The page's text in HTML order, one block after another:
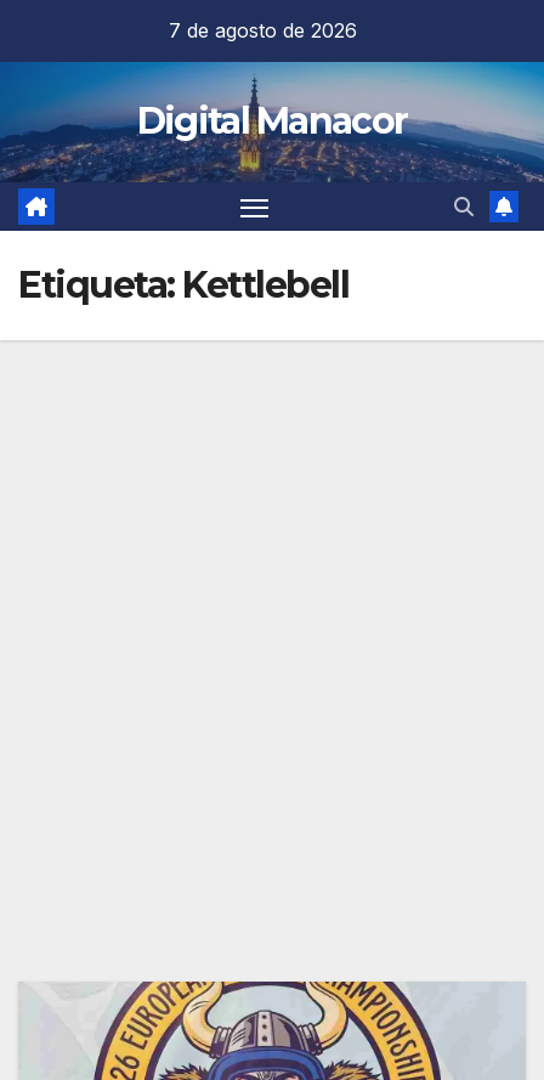
contenido
7 de agosto de 2026
Digital Manacor
Etiqueta: Kettlebell